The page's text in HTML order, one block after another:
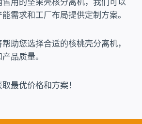
需求和工厂布局提供定制方案。
助您选择合适的核桃壳分离机，
品质量。
最优价格和方案！